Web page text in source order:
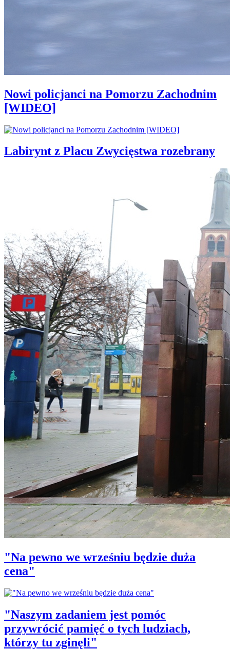
Nowi policjanci na Pomorzu Zachodnim
[WIDEO]
Labirynt z Placu Zwycięstwa rozebrany
"Na pewno we wrześniu będzie duża
cena"
"Naszym zadaniem jest pomóc
przywrócić pamięć o tych ludziach,
którzy tu zginęli"